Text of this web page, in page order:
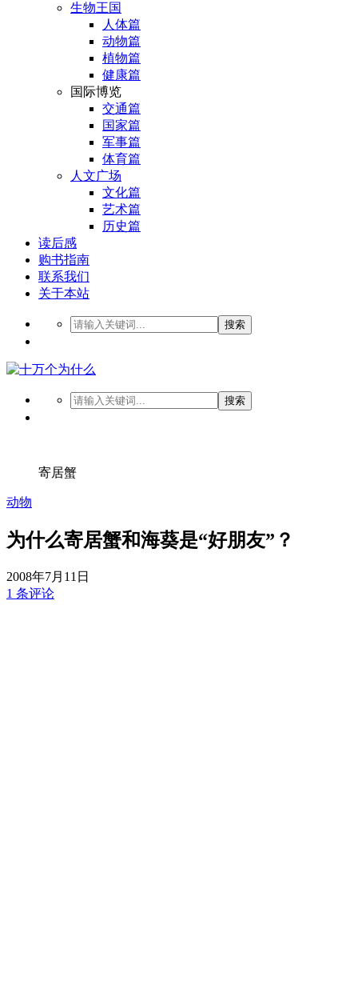
生物王国
人体篇
动物篇
植物篇
健康篇
国际博览
交通篇
国家篇
军事篇
体育篇
人文广场
文化篇
艺术篇
历史篇
读后感
购书指南
联系我们
关于本站
搜索
搜索
寄居蟹
动物
为什么寄居蟹和海葵是“好朋友”？
2008年7月11日
1 条评论